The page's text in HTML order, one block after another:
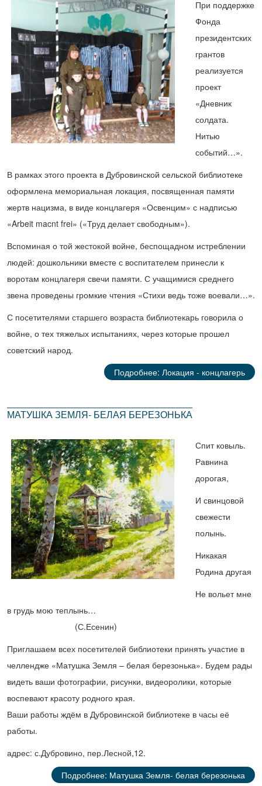
При поддержке
Фонда
президентских
грантов
реализуется
проект
«Дневник
солдата.
Нитью
событий…».
В рамках этого проекта в Дубровинской сельской библиотеке
оформлена мемориальная локация, посвященная памяти
жертв нацизма, в виде концлагеря «Освенцим» с надписью
«Arbeit macnt frei» («Труд делает свободным»).
Вспоминая о той жестокой войне, беспощадном истреблении
людей: дошкольники вместе с воспитателем принесли к
воротам концлагеря свечи памяти. С учащимися среднего
звена проведены громкие чтения «Стихи ведь тоже воевали…».
С посетителями старшего возраста библиотекарь говорила о
войне, о тех тяжелых испытаниях, через которые прошел
советский народ.
Подробнее: Локация - концлагерь
МАТУШКА ЗЕМЛЯ- БЕЛАЯ БЕРЕЗОНЬКА
Спит ковыль.
Равнина
дорогая,
И свинцовой
свежести
полынь.
Никакая
Родина другая
Не вольет мне
в грудь мою теплынь…
(С.Есенин)
Приглашаем всех посетителей библиотеки принять участие в
челлендже «Матушка Земля – белая березонька». Будем рады
видеть ваши фотографии, рисунки, видеоролики, которые
воспевают красоту родного края.
Ваши работы ждём в Дубровинской библиотеке в часы её
работы.
адрес: с.Дубровино, пер.Лесной,12.
Подробнее: Матушка Земля- белая березонька